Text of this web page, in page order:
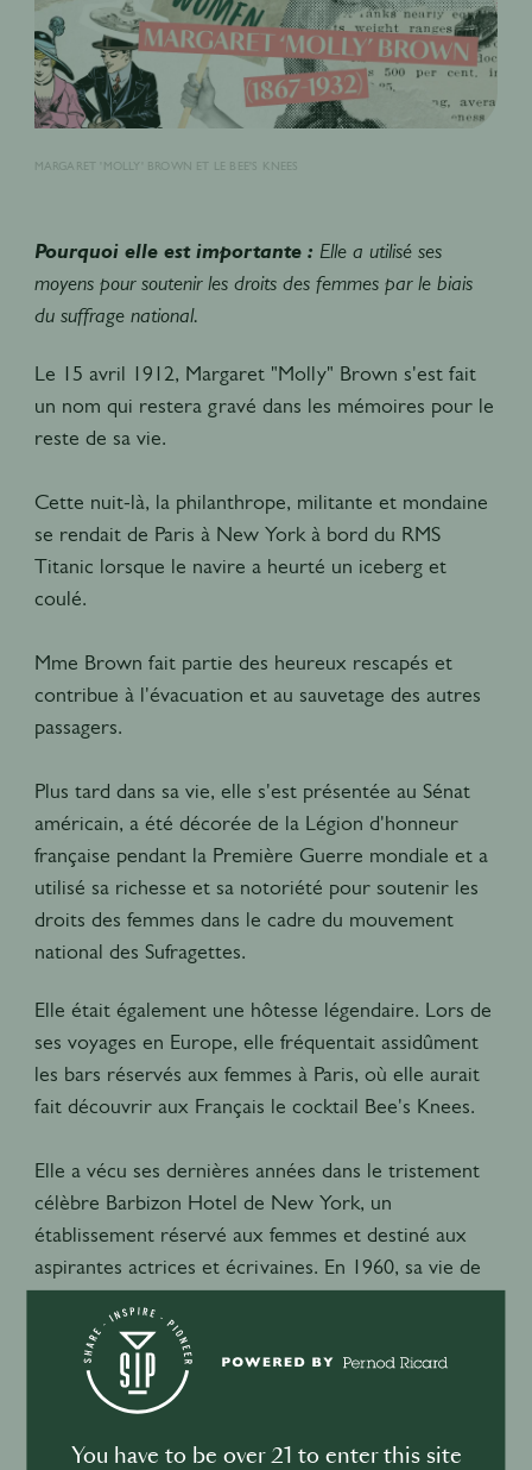
MARGARET 'MOLLY' BROWN ET LE BEE'S KNEES
Pourquoi elle est importante : Elle a utilisé ses
moyens pour soutenir les droits des femmes par le biais
du suffrage national.
Le 15 avril 1912, Margaret "Molly" Brown s'est fait
un nom qui restera gravé dans les mémoires pour le
reste de sa vie.
Cette nuit-là, la philanthrope, militante et mondaine
se rendait de Paris à New York à bord du RMS
Titanic lorsque le navire a heurté un iceberg et
coulé.
Mme Brown fait partie des heureux rescapés et
contribue à l'évacuation et au sauvetage des autres
passagers.
Plus tard dans sa vie, elle s'est présentée au Sénat
américain, a été décorée de la Légion d'honneur
française pendant la Première Guerre mondiale et a
utilisé sa richesse et sa notoriété pour soutenir les
droits des femmes dans le cadre du mouvement
national des Sufragettes.
Elle était également une hôtesse légendaire. Lors de
ses voyages en Europe, elle fréquentait assidûment
les bars réservés aux femmes à Paris, où elle aurait
fait découvrir aux Français le cocktail Bee's Knees.
Elle a vécu ses dernières années dans le tristement
célèbre Barbizon Hotel de New York, un
établissement réservé aux femmes et destiné aux
aspirantes actrices et écrivaines. En 1960, sa vie de
survivante et d'industrielle a été commémorée à
jamais dans le spectacle et le film de Broadway "The
Unsinkable Molly Brown".
You have to be over 21 to enter this site